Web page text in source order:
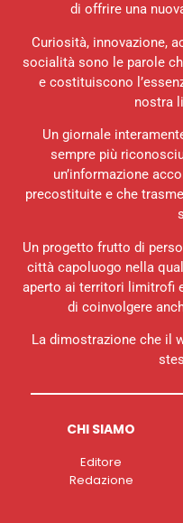
di offrire una
Curiosità, innovazione,
socialità sono le parole
e costituiscono
nostra
Un giornale
sempre più
un’informazione
precostituite e che
Un progetto frutto di
città capoluogo nella
aperto ai territori limitrofi
di coinvolgere
La dimostrazione che il
CHI SIAMO
Editore
Redazione